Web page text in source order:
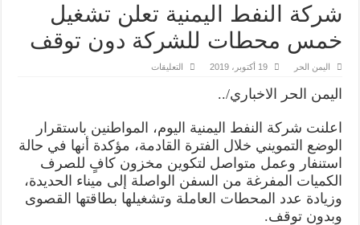
شركة النفط اليمنية تعلن تشغيل
خمس محطات للشركة دون توقف
اليمن الحر 19 أكتوبر، 2019 التعليقات
خمس
محطات
للشركة
دون
توقف
مغلقة
اليمن الحر الاخباري/..
اعلنت شركة النفط اليمنية اليوم، المواطنين باستقرار
الوضع التمويني خلال الفترة القادمة، مؤكدة أنها في حالة
استنفار وعمل متواصل لتكوين مخزون كافٍ للصرف
الكميات المفرغة من السفن الواصلة إلى ميناء الحديدة،
وزيادة عدد المحطات العاملة وتشغيلها بطاقتها القصوى
وبدون توقف.